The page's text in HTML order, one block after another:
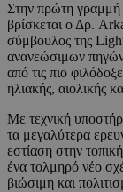
Στην πρώτη γραμμή
βρίσκεται ο Δρ.
σύμβουλος της
ανανεώσιμων πηγών
από τις πιο
ηλιακής, αιολικής
Με τεχνική
τα μεγαλύτερα
εστίαση στην
ένα τολμηρό νέο
βιώσιμη και